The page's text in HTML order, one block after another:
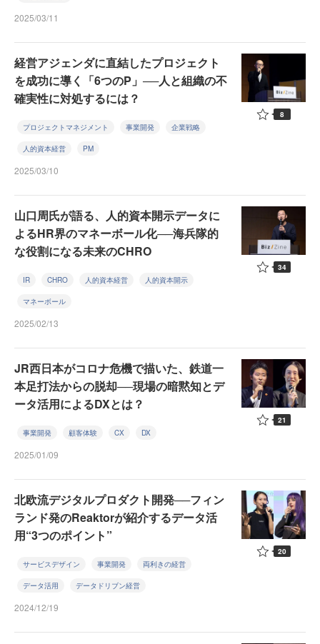
2025/03/11
経営アジェンダに直結したプロジェクト
を成功に導く「6つのP」──人と組織の不
確実性に対処するには？
プロジェクトマネジメント 事業開発 企業戦略
人的資本経営 PM
2025/03/10
8
山口周氏が語る、人的資本開示データに
よるHR界のマネーボール化──海兵隊的
な役割になる未来のCHRO
IR CHRO 人的資本経営 人的資本開示
マネーボール
2025/02/13
34
JR西日本がコロナ危機で描いた、鉄道一
本足打法からの脱却──現場の暗黙知とデ
ータ活用によるDXとは？
事業開発 顧客体験 CX DX
2025/01/09
21
北欧流デジタルプロダクト開発──フィン
ランド発のReaktorが紹介するデータ活
用“3つのポイント”
サービスデザイン 事業開発 両利きの経営
データ活用 データドリブン経営
2024/12/19
20